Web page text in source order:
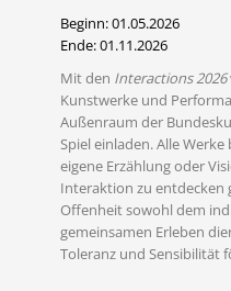
Beginn: 01.05.2026
Ende: 01.11.2026
Mit den Interactions 2026
Kunstwerke und
Außenraum der
Spiel einladen. Alle
eigene Erzählung oder
Interaktion zu entdecken
Offenheit sowohl dem
gemeinsamen Erleben
Toleranz und Sensibilität
MEHR LESEN